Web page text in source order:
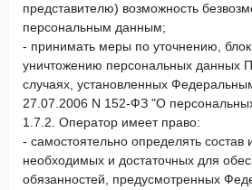
представителю) возможность
персональным данным;
- принимать меры по уточнению,
уничтожению персональных данных
случаях, установленных
27.07.2006 N 152-ФЗ "О
1.7.2. Оператор имеет право:
- самостоятельно определять состав
необходимых и достаточных для
обязанностей, предусмотренных